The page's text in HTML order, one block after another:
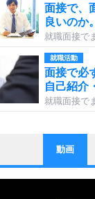
面接で、
良いのか。
就職面接で
就職活動
面接で必
自己紹介
就職面接で
ストレス対策
他人と比
いっその
動画